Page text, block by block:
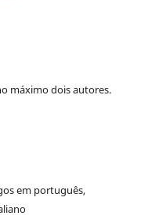
máximo dois autores.
em português,